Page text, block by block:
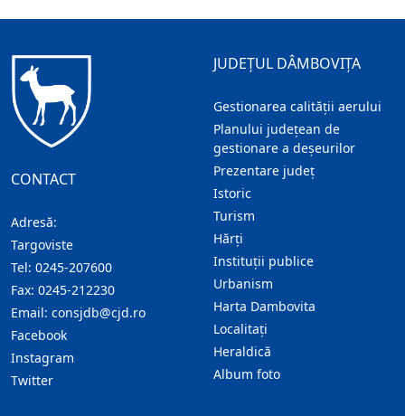
CONTACT
Adresă:
Targoviste
Tel: 0245-207600
Fax: 0245-212230
Email: consjdb@cjd.ro
Facebook
Instagram
Twitter
JUDEȚUL DÂMBOVIȚA
Gestionarea calității aerului
Planului județean de
gestionare a deșeurilor
Prezentare judeţ
Istoric
Turism
Hărţi
Instituţii publice
Urbanism
Harta Dambovita
Localitaţi
Heraldică
Album foto